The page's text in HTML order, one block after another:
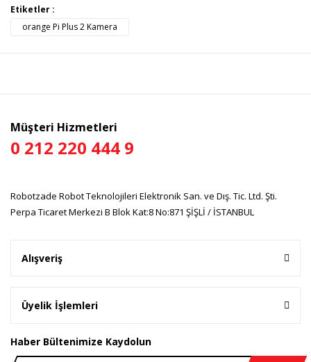
Bu ürüne ilk yorumu siz yapın!
Bu ürünün fiyat bilgisi, resim, ürün açıklamalarında ve diğer
konularda yetersiz gördüğünüz noktaları öneri formunu
kullanarak tarafımıza iletebilirsiniz.
Ürün bilgilerinde hatalar bulunuyor.
Ürün fiyatı diğer sitelerden daha pahalı.
Etiketler :
orange Pi Plus 2 Kamera
Müşteri Hizmetleri
0 212 220 444 9
Robotzade Robot Teknolojileri Elektronik San. ve Dış. Tic. Ltd. Şti.
Perpa Ticaret Merkezi B Blok Kat:8 No:871 ŞİŞLİ / İSTANBUL
Alışveriş
Üyelik İşlemleri
Haber Bültenimize Kaydolun